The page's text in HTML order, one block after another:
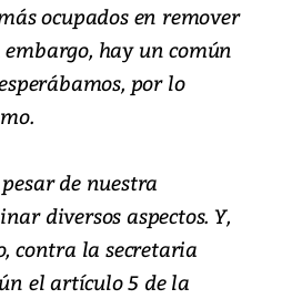
ocupados en remover
hay un común
por lo
de nuestra
diversos aspectos. Y,
contra la secretaria
el artículo 5 de la